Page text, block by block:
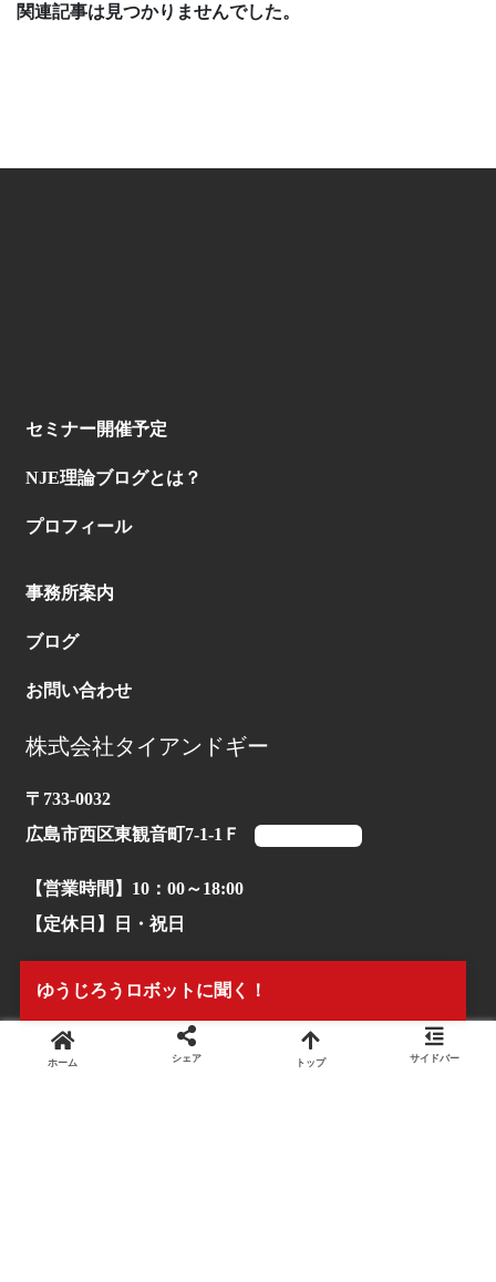
関連記事は見つかりませんでした。
セミナー開催予定
NJE理論ブログとは？
プロフィール
事務所案内
ブログ
お問い合わせ
株式会社タイアンドギー
〒733-0032
広島市西区東観音町7-1-1Ｆ
【営業時間】10：00～18:00
【定休日】日・祝日
【TEL】082-503-1170
ホーム シェア トップ サイドバー
ゆうじろうロボットに聞く！